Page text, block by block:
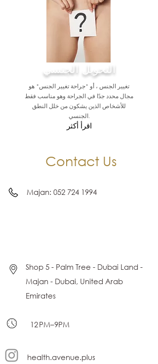
التحويل الجنسي
تغيير الجنس ، أو "جراحة تغيير الجنس" هو
مجال محدد جدًا في الجراحة وهو مناسب فقط
للأشخاص الذين يشكون من خلل النطق
الجنسي.
اقرأ أكثر
Contact Us
Majan: 052 724 1994
Shop 5 - Palm Tree - Dubai Land -
Majan - Dubai, United Arab
Emirates
12 PM–9PM
health.avenue.plus